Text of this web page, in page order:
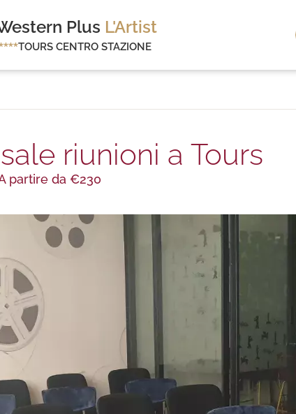
Plus L'Artist
TOURS CENTRO STAZIONE
riunioni a Tours
partire da €230